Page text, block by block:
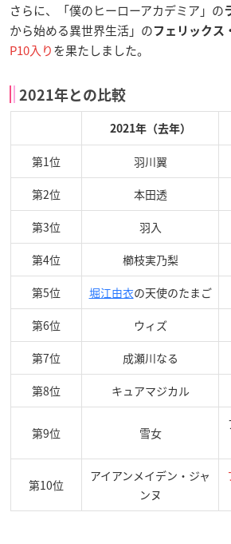
さらに、「僕のヒーローアカデミア」の
から始める異世界生活」の フェリックス
P10入りを果たしました。
2021年との比較
2021年（去年）
第1位 羽川翼
第2位 本田透
第3位 羽入
第4位 櫛枝実乃梨
第5位 堀江由衣の天使のたまご
第6位 ウィズ
第7位 成瀬川なる
第8位 キュアマジカル
第9位 雪女
第10位
アイアンメイデン・ジャ
ンヌ